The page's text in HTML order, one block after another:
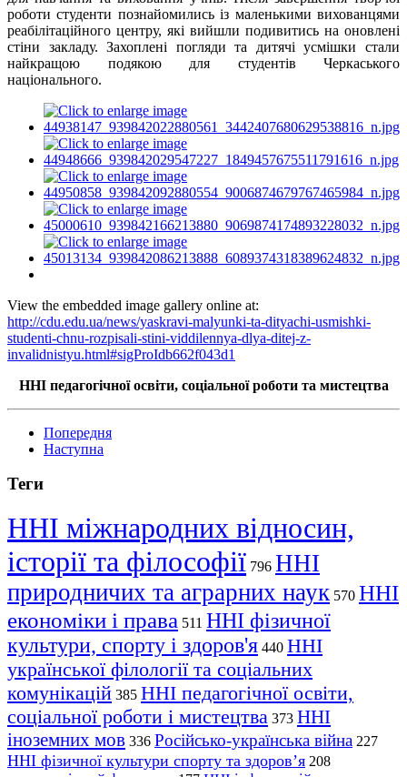
роботи студенти познайомились із маленькими вихованцями
реабілітаційного центру, які вийшли подивитись на оновлені
стіни закладу. Захоплені погляди та дитячі усмішки стали
найкращою подякою для студентів Черкаського
національного.
View the embedded image gallery online at:
http://cdu.edu.ua/news/yaskravi-malyunki-ta-dityachi-usmishki-
studenti-chnu-rozpisali-stini-viddilennya-dlya-ditej-z-
invalidnistyu.html#sigProIdb662f043d1
ННІ педагогічної освіти, соціальної роботи та мистецтва
Попередня
Наступна
Теги
ННІ міжнародних відносин,
історії та філософії 796 ННІ
природничих та аграрних наук 570 ННІ
економіки і права 511 ННІ фізичної
культури, спорту і здоров'я 440 ННІ
української філології та соціальних
комунікацій 385 ННІ педагогічної освіти,
соціальної роботи і мистецтва 373 ННІ
іноземних мов 336 Російсько-українська війна 227
ННІ фізичної культури спорту та здоров’я 208